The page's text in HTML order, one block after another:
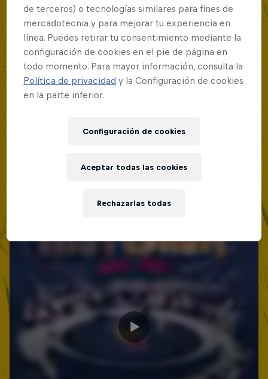
de terceros) o tecnologías similares para fines de
mercadotecnia y para mejorar tu experiencia en
línea. Puedes retirar tu consentimiento mediante la
configuración de cookies en el pie de página en
todo momento. Para mayor información, consulta la
Política de privacidad y la Configuración de cookies
en la parte inferior.
Configuración de cookies
Rechazarlas todas
Aceptar todas las cookies